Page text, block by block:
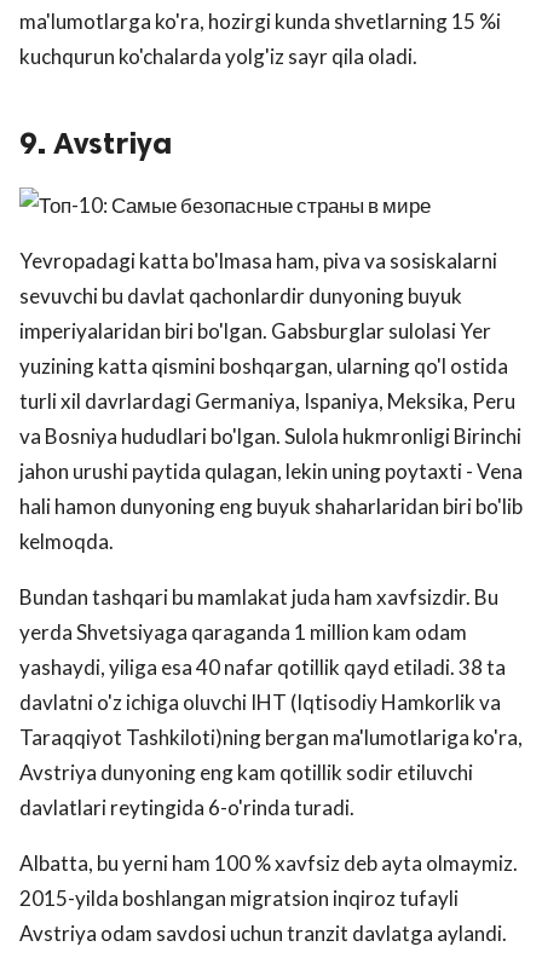
ma'lumotlarga ko'ra, hozirgi kunda shvetlarning 15 %i
kuchqurun ko'chalarda yolg'iz sayr qila oladi.
9. Avstriya
Yevropadagi katta bo'lmasa ham, piva va sosiskalarni
sevuvchi bu davlat qachonlardir dunyoning buyuk
imperiyalaridan biri bo'lgan. Gabsburglar sulolasi Yer
yuzining katta qismini boshqargan, ularning qo'l ostida
turli xil davrlardagi Germaniya, Ispaniya, Meksika, Peru
va Bosniya hududlari bo'lgan. Sulola hukmronligi Birinchi
jahon urushi paytida qulagan, lekin uning poytaxti - Vena
hali hamon dunyoning eng buyuk shaharlaridan biri bo'lib
kelmoqda.
Bundan tashqari bu mamlakat juda ham xavfsizdir. Bu
yerda Shvetsiyaga qaraganda 1 million kam odam
yashaydi, yiliga esa 40 nafar qotillik qayd etiladi. 38 ta
davlatni o'z ichiga oluvchi IHT (Iqtisodiy Hamkorlik va
Taraqqiyot Tashkiloti)ning bergan ma'lumotlariga ko'ra,
Avstriya dunyoning eng kam qotillik sodir etiluvchi
davlatlari reytingida 6-o'rinda turadi.
Albatta, bu yerni ham 100 % xavfsiz deb ayta olmaymiz.
2015-yilda boshlangan migratsion inqiroz tufayli
Avstriya odam savdosi uchun tranzit davlatga aylandi.